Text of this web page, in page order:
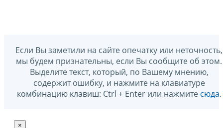
Если Вы заметили на сайте опечатку или неточность,
мы будем признательны, если Вы сообщите об этом.
Выделите текст, который, по Вашему мнению,
содержит ошибку, и нажмите на клавиатуре
комбинацию клавиш: Ctrl + Enter или нажмите сюда.
×